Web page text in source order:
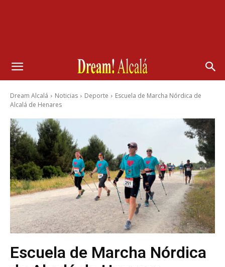
Dream Alcalá Noticias Deporte
Escuela de Marcha Nórdica de
Alcalá de Henares
Escuela de Marcha Nórdica